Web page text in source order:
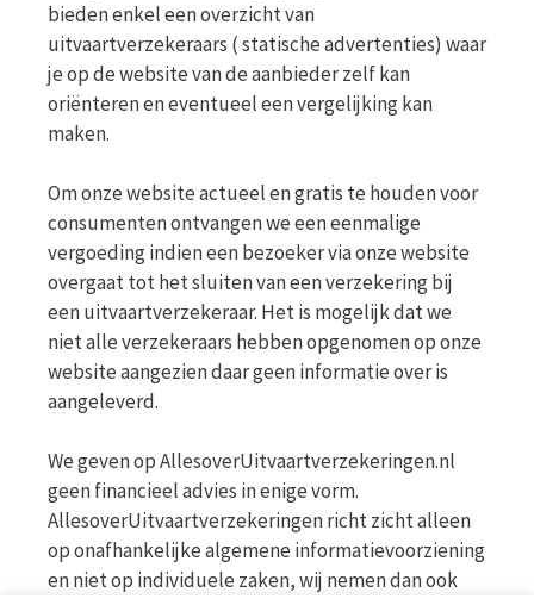
bieden enkel een overzicht van
uitvaartverzekeraars ( statische advertenties) waar
je op de website van de aanbieder zelf kan
oriënteren en eventueel een vergelijking kan
maken.
Om onze website actueel en gratis te houden voor
consumenten ontvangen we een eenmalige
vergoeding indien een bezoeker via onze website
overgaat tot het sluiten van een verzekering bij
een uitvaartverzekeraar. Het is mogelijk dat we
niet alle verzekeraars hebben opgenomen op onze
website aangezien daar geen informatie over is
aangeleverd.
We geven op AllesoverUitvaartverzekeringen.nl
geen financieel advies in enige vorm.
AllesoverUitvaartverzekeringen richt zicht alleen
op onafhankelijke algemene informatievoorziening
en niet op individuele zaken, wij nemen dan ook